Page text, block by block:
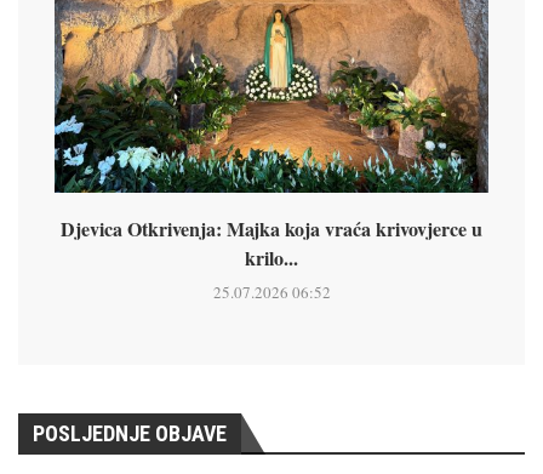
Djevica Otkrivenja: Majka koja vraća krivovjerce u
krilo...
25.07.2026 06:52
POSLJEDNJE OBJAVE